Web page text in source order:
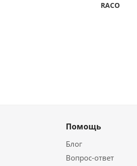
RACO
Помощь
Блог
Вопрос-ответ